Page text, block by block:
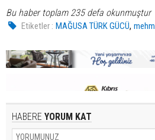
Bu haber toplam 235 defa okunmuştur
Etiketler : MAĞUSA TÜRK GÜCÜ,
HABERE YORUM KAT